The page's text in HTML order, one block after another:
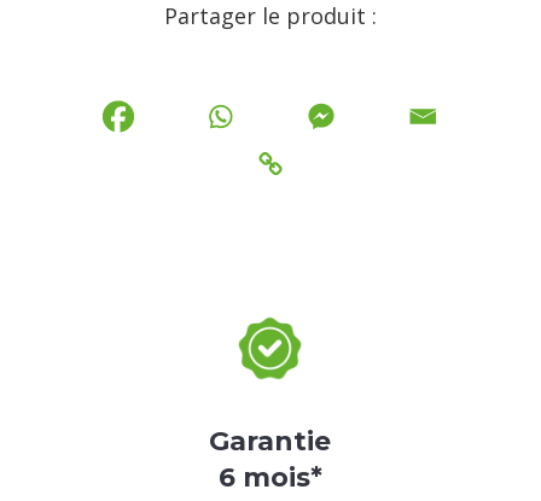
Partager le produit :
Garantie
6 mois*